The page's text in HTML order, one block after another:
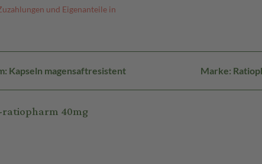
und Eigenanteile in
Kapseln magensaftresistent Marke:
40mg